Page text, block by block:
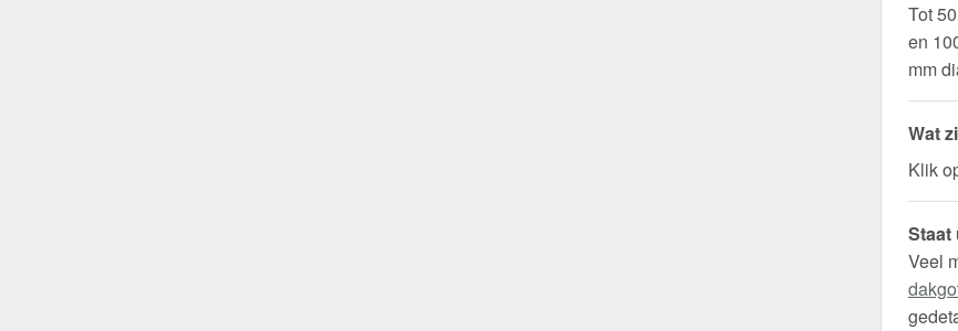
Tot
en
mm
Wat
Klik
Staat
Veel